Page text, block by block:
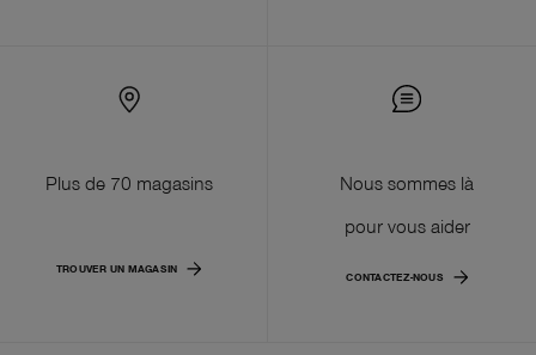
Plus de 70 magasins
TROUVER UN MAGASIN
Nous sommes là
pour vous aider
CONTACTEZ-NOUS